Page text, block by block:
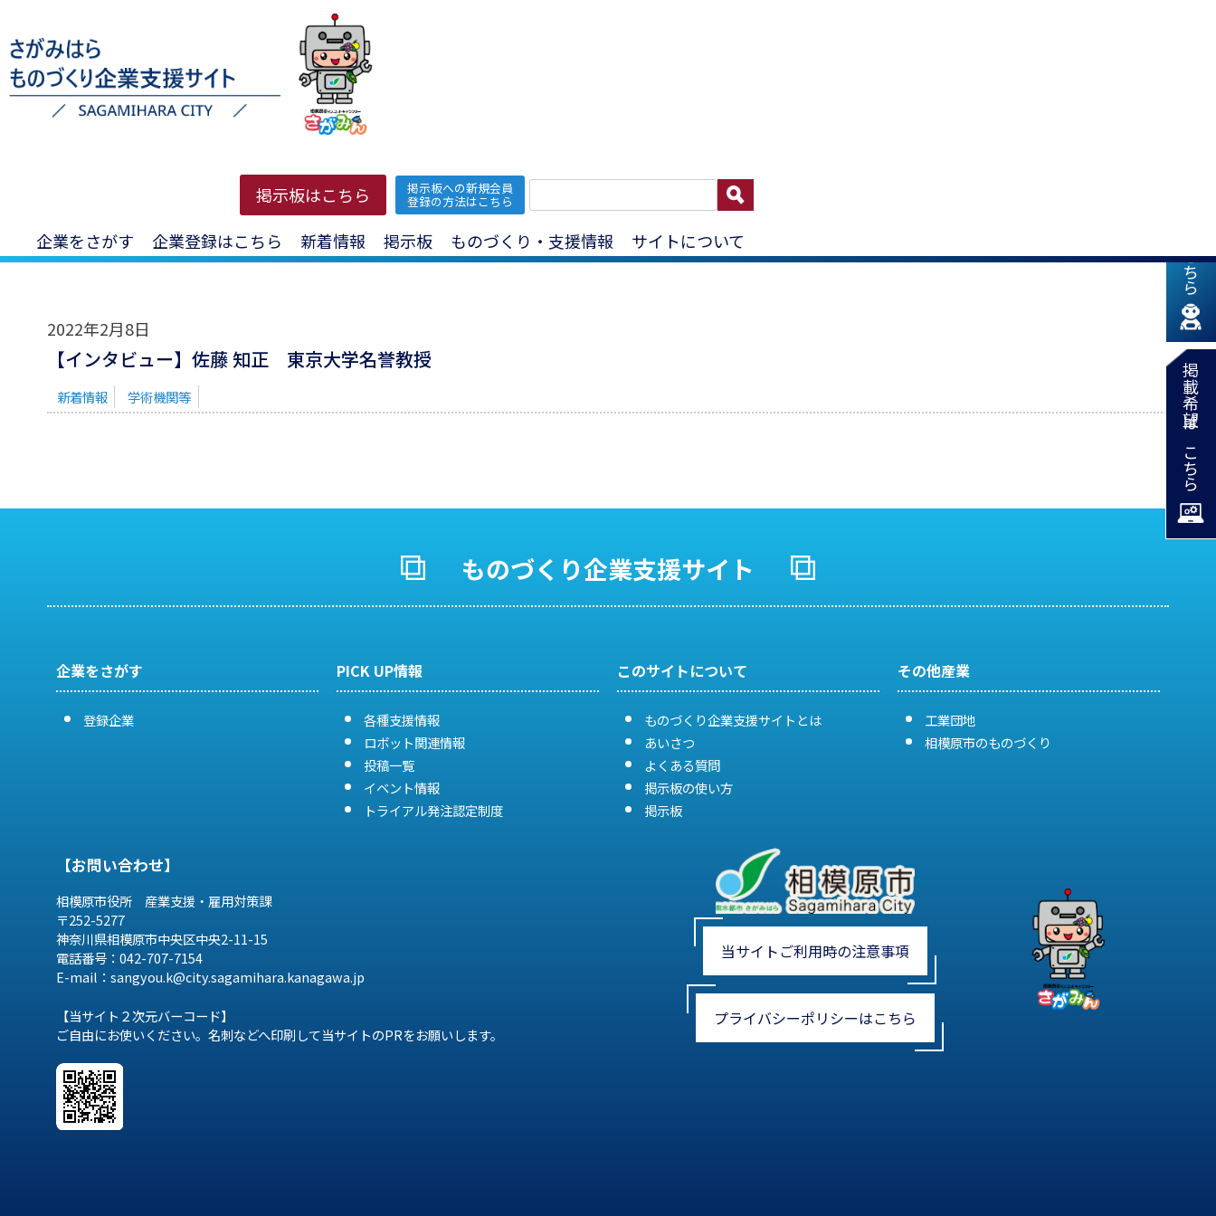
掲示板はこちら 掲示板への新規会員
登録の方法はこちら
企業をさがす 企業登録はこちら 新着情報 掲示板 ものづくり・支援情報 サイトについて
フィジカル世界
2022年2月8日
【インタビュー】佐藤 知正 東京大学名誉教授
新着情報 学術機関等
ものづくり企業支援サイト
企業をさがす
登録企業
PICK UP情報
各種支援情報
ロボット関連情報
投稿一覧
イベント情報
トライアル発注認定制度
このサイトについて
ものづくり企業支援サイトとは
あいさつ
よくある質問
掲示板の使い方
掲示板
その他産業
工業団地
相模原市のものづくり
【お問い合わせ】
相模原市役所 産業支援・雇用対策課
〒252-5277
神奈川県相模原市中央区中央2-11-15
電話番号：042-707-7154
E-mail：sangyou.k@city.sagamihara.kanagawa.jp
【当サイト２次元バーコード】
ご自由にお使いください。名刺などへ印刷して当サイトのPRをお願いします。
当サイトご利用時の注意事項
プライバシーポリシーはこちら
新着情報はこちら
掲載希望はこちら